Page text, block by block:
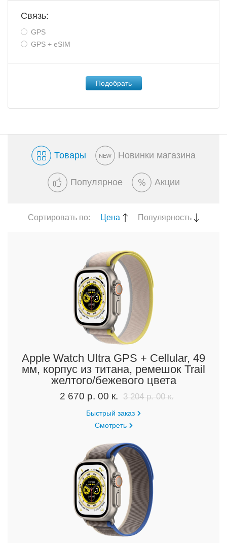
Связь:
GPS
GPS + eSIM
Товары Новинки магазина
Популярное Акции
Сортировать по: Цена Популярность
Apple Watch Ultra GPS + Cellular, 49
мм, корпус из титана, ремешок Trail
желтого/бежевого цвета
2 670 р. 00 к. 3 204 р. 00 к.
Быстрый заказ
Смотреть